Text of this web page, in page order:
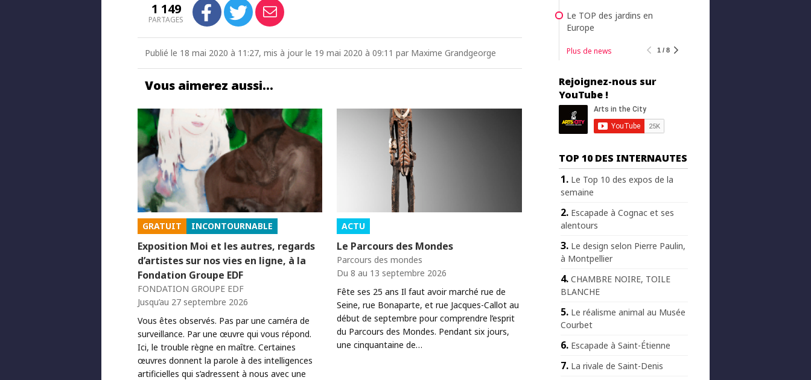
1 149
PARTAGES
Publié le 18 mai 2020 à 11:27, mis à jour le 19 mai 2020 à 09:11 par Maxime Grandgeorge
Vous aimerez aussi…
GRATUIT INCONTOURNABLE
Exposition Moi et les autres, regards
d’artistes sur nos vies en ligne, à la
Fondation Groupe EDF
FONDATION GROUPE EDF
Jusqu’au 27 septembre 2026
Vous êtes observés. Pas par une caméra de
surveillance. Par une œuvre qui vous répond.
Ici, le trouble règne en maître. Certaines
œuvres donnent la parole à des intelligences
artificielles qui s’adressent à nous avec une
ACTU
Le Parcours des Mondes
Parcours des mondes
Du 8 au 13 septembre 2026
Fête ses 25 ans Il faut avoir marché rue de
Seine, rue Bonaparte, et rue Jacques-Callot au
début de septembre pour comprendre l’esprit
du Parcours des Mondes. Pendant six jours,
une cinquantaine de…
Le TOP des jardins en
Europe
Plus de news 1 / 8
Rejoignez-nous sur
YouTube !
TOP 10 DES INTERNAUTES
Le Top 10 des expos de la
semaine
Escapade à Cognac et ses
alentours
Le design selon Pierre Paulin,
à Montpellier
CHAMBRE NOIRE, TOILE
BLANCHE
Le réalisme animal au Musée
Courbet
Escapade à Saint-Étienne
La rivale de Saint-Denis